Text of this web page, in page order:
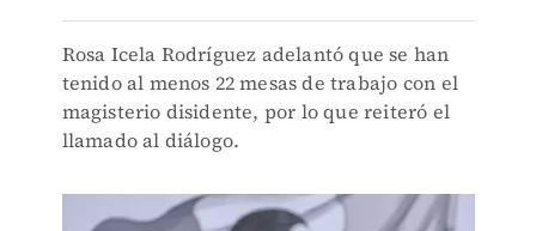
Rosa Icela Rodríguez adelantó que se han
tenido al menos 22 mesas de trabajo con el
magisterio disidente, por lo que reiteró el
llamado al diálogo.